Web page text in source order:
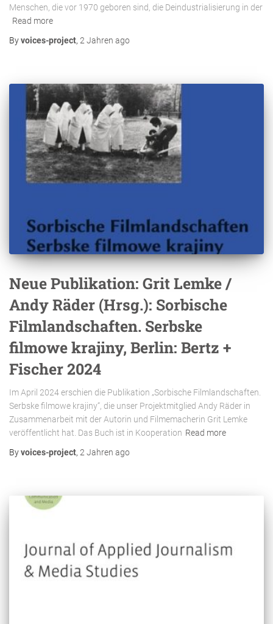
Menschen, die vor 1970 geboren sind, die Deindustrialisierung in der
Read more
Byvoices-project, 2 Jahren ago
Neue Publikation: Grit Lemke /
Andy Räder (Hrsg.): Sorbische
Filmlandschaften. Serbske
filmowe krajiny, Berlin: Bertz +
Fischer 2024
Im April 2024 erschien die Publikation „Sorbische Filmlandschaften.
Serbske filmowe krajiny“, die unser Projektmitglied Andy Räder in
Zusammenarbeit mit der Autorin und Filmemacherin Grit Lemke
veröffentlicht hat. Das Buch ist in Kooperation Read more
Byvoices-project, 2 Jahren ago